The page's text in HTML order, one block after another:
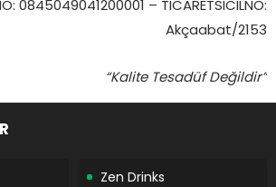
0845049041200001 – TICARETSICILNO:
Akçaabat/2153
“Kalite Tesadüf Değildir”
Zen Drinks